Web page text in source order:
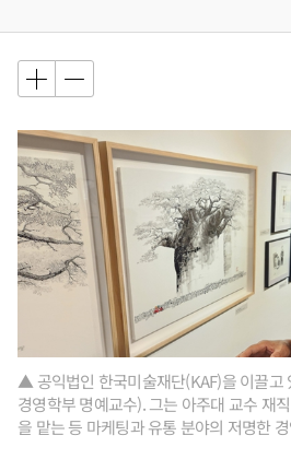
▲ 공익법인 한국미술재단(KAF)을 이끌고
경영학부 명예교수). 그는 아주대 교수 재
을 맡는 등 마케팅과 유통 분야의 저명한